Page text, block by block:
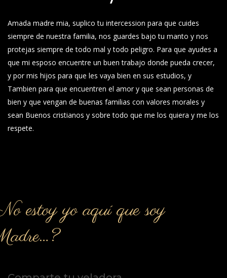
Amada madre mia, suplico tu intercession para que cuides
siempre de nuestra familia, nos guardes bajo tu manto y nos
protejas siempre de todo mal y todo peligro. Para que ayudes a
que mi esposo encuentre un buen trabajo donde pueda crecer,
y por mis hijos para que les vaya bien en sus estudios, y
Tambien para que encuentren el amor y que sean personas de
bien y que vengan de buenas familias con valores morales y
sean Buenos cristianos y sobre todo que me los quiera y me los
respete.
estoy yo aquí que soy